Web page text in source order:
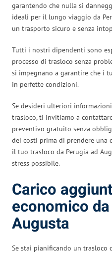
garantendo che nulla si
ideali per il lungo viaggio da
un trasporto sicuro e senza
Tutti i nostri dipendenti sono
processo di trasloco senza
si impegnano a garantire che i
in perfette condizioni.
Se desideri ulteriori
trasloco, ti invitiamo a
preventivo gratuito senza
dei costi prima di prendere una
il tuo trasloco da Perugia ad
stress possibile.
Carico
economico
Augusta
Se stai pianificando un trasloco